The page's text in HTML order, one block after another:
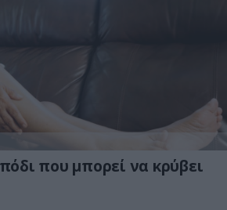
που μπορεί να κρύβει